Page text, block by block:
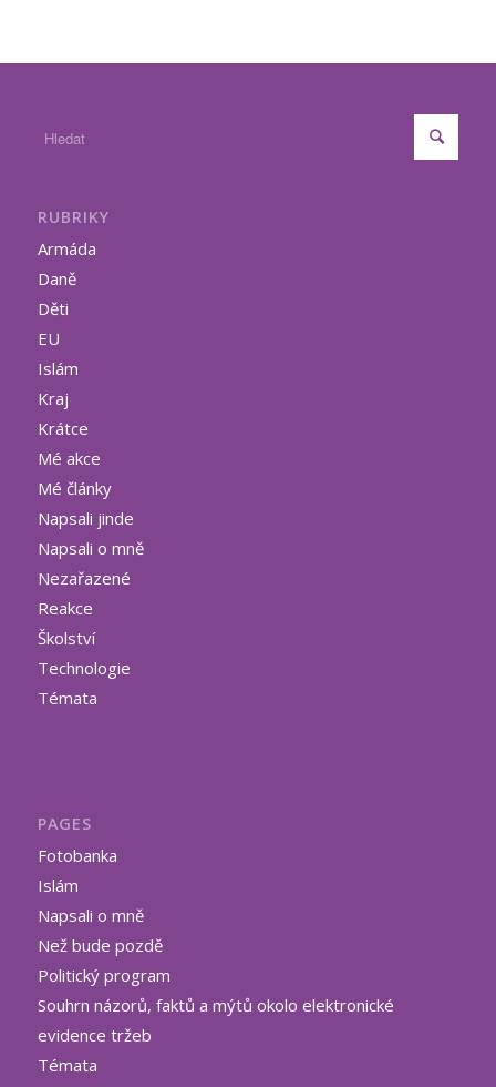
RUBRIKY
Armáda
Daně
Děti
EU
Islám
Kraj
Krátce
Mé akce
Mé články
Napsali jinde
Napsali o mně
Nezařazené
Reakce
Školství
Technologie
Témata
PAGES
Fotobanka
Islám
Napsali o mně
Než bude pozdě
Politický program
Souhrn názorů, faktů a mýtů okolo elektronické
evidence tržeb
Témata